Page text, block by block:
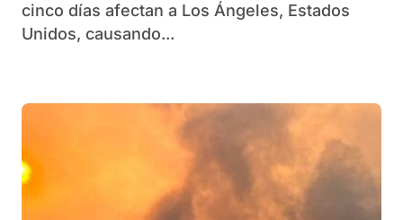
cinco días afectan a Los Ángeles, Estados
Unidos, causando...